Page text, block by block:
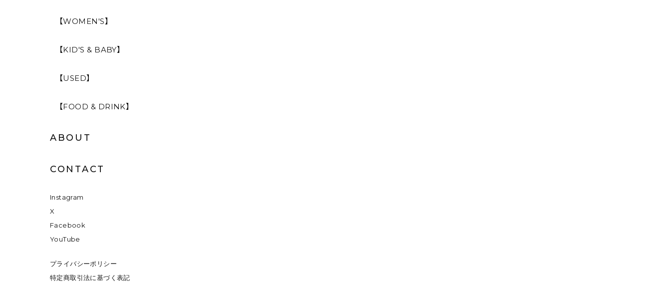
【WOMEN'S】
【KID'S & BABY】
【USED】
【FOOD & DRINK】
ABOUT
CONTACT
Instagram
X
Facebook
YouTube
プライバシーポリシー
特定商取引法に基づく表記